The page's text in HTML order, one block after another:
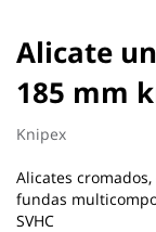
Alicate
185 mm
Knipex
Alicates
fundas
SVHC
Saltar
al
comienzo
de
la
galería
de
imágenes